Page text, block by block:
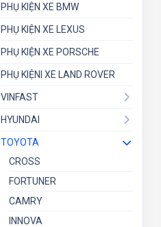
PHỤ KIỆN XE BMW
PHỤ KIỆN XE LEXUS
PHỤ KIỆN XE PORSCHE
PHỤ KIỆNI XE LAND ROVER
VINFAST
HYUNDAI
TOYOTA
CROSS
FORTUNER
CAMRY
INNOVA